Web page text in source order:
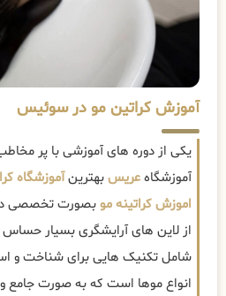
آموزش کراتین مو در سوئیس
یکی از دوره های آموزشی با پر
آموزشگاهعریسبهترینآموزشگاه
اموزش کراتینه موبصورت تخصصی در
از لاین های آرایشگری بسیار
شامل تکنیک هایی برای شناخت و
انواع موها است که به صورت جامع